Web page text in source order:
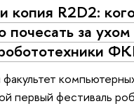
копия R2D2:
за ухом
первый фестиваль